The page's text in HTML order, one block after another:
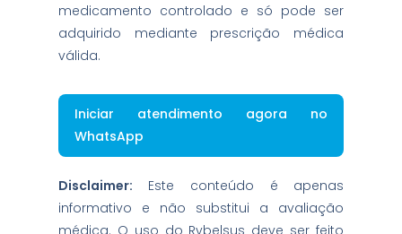
medicamento controlado e só pode ser
adquirido mediante prescrição médica
válida.
Iniciar atendimento agora no
WhatsApp
Disclaimer: Este conteúdo é apenas
informativo e não substitui a avaliação
médica. O uso do Rybelsus deve ser feito